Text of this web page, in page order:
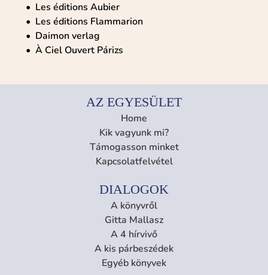
Les éditions Aubier
Les éditions Flammarion
Daimon verlag
À Ciel Ouvert Párizs
AZ EGYESÜLET
Home
Kik vagyunk mi?
Támogasson minket
Kapcsolatfelvétel
DIALOGOK
A könyvről
Gitta Mallasz
A 4 hírvivő
A kis párbeszédek
Egyéb könyvek